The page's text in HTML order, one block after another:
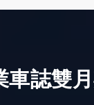
車誌雙